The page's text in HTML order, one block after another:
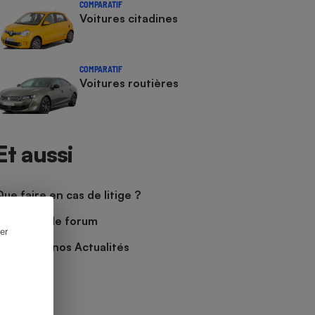
COMPARATIF
Voitures citadines
COMPARATIF
Voitures routières
aussi
faire en cas de litige ?
Découvrir le forum
Consulter nos Actualités